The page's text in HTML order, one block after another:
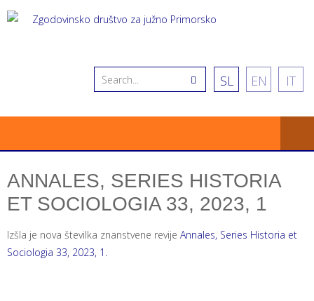
SL EN IT
ANNALES, SERIES HISTORIA
ET SOCIOLOGIA 33, 2023, 1
Izšla je nova številka znanstvene revije Annales, Series Historia et
Sociologia 33, 2023, 1.